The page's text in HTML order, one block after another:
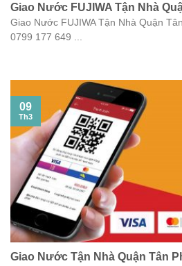
Giao Nước FUJIWA Tận Nhà
Giao Nước FUJIWA Tận Nhà Quận
0799 177 649 ...
Giao Nước Tận Nhà Quận Tân
09
Th3